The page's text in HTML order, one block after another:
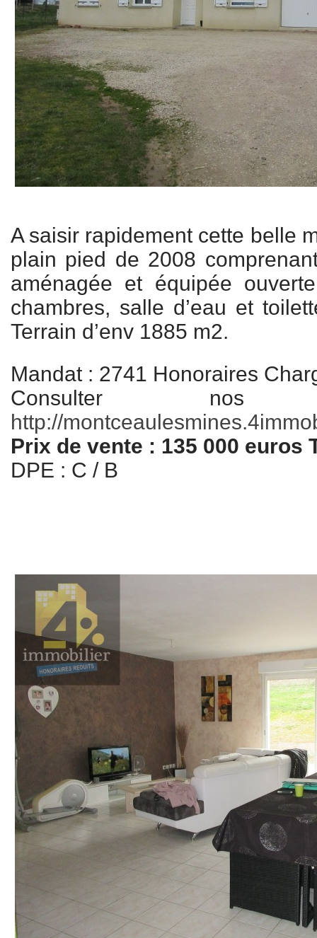
A saisir rapidement cette belle
plain pied de 2008
aménagée et équipée
chambres, salle d’eau et
Terrain d’env 1885 m2.
Mandat : 2741 Honoraires
Consulter
http://
Prix de vente : 135 000 euros
DPE : C / B